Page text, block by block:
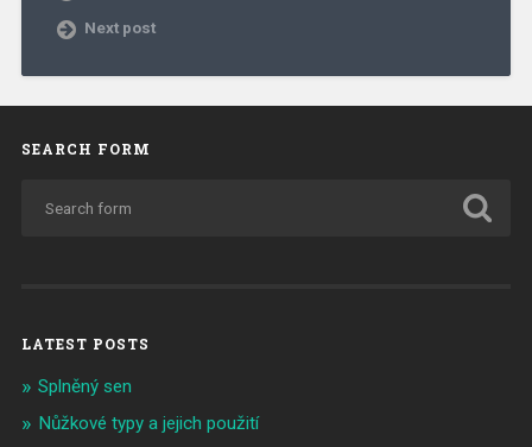
Next post
SEARCH FORM
LATEST POSTS
Splněný sen
Nůžkové typy a jejich použití